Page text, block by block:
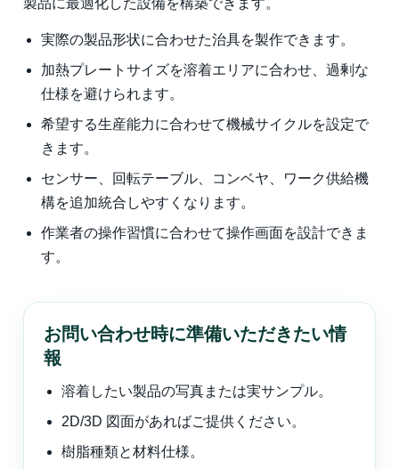
製品に最適化した設備を構築できます。
実際の製品形状に合わせた治具を製作できます。
加熱プレートサイズを溶着エリアに合わせ、過剰な
仕様を避けられます。
希望する生産能力に合わせて機械サイクルを設定で
きます。
センサー、回転テーブル、コンベヤ、ワーク供給機
構を追加統合しやすくなります。
作業者の操作習慣に合わせて操作画面を設計できま
す。
お問い合わせ時に準備いただきたい情
報
溶着したい製品の写真または実サンプル。
2D/3D 図面があればご提供ください。
樹脂種類と材料仕様。